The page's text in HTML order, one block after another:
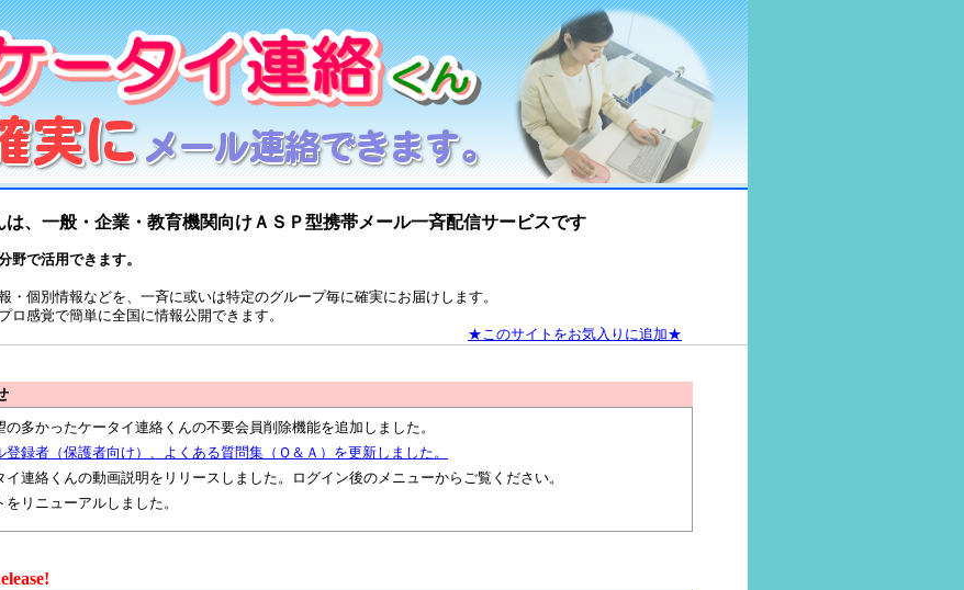
は、一般・企業・教育機関向けＡＳＰ型携帯メール一斉配信サービスです
野で活用できます。
・個別情報などを、一斉に或いは特定のグループ毎に確実にお届けします。
ロ感覚で簡単に全国に情報公開できます。
★このサイトをお気入りに追加★
の多かったケータイ連絡くんの不要会員削除機能を追加しました。
登録者（保護者向け）、よくある質問集（Ｑ＆Ａ）を更新しました。
イ連絡くんの動画説明をリリースしました。ログイン後のメニューからご覧ください。
をリニューアルしました。